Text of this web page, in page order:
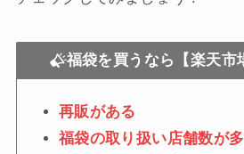
福袋を買うなら【楽天市
再販がある
福袋の取り扱い店舗数が